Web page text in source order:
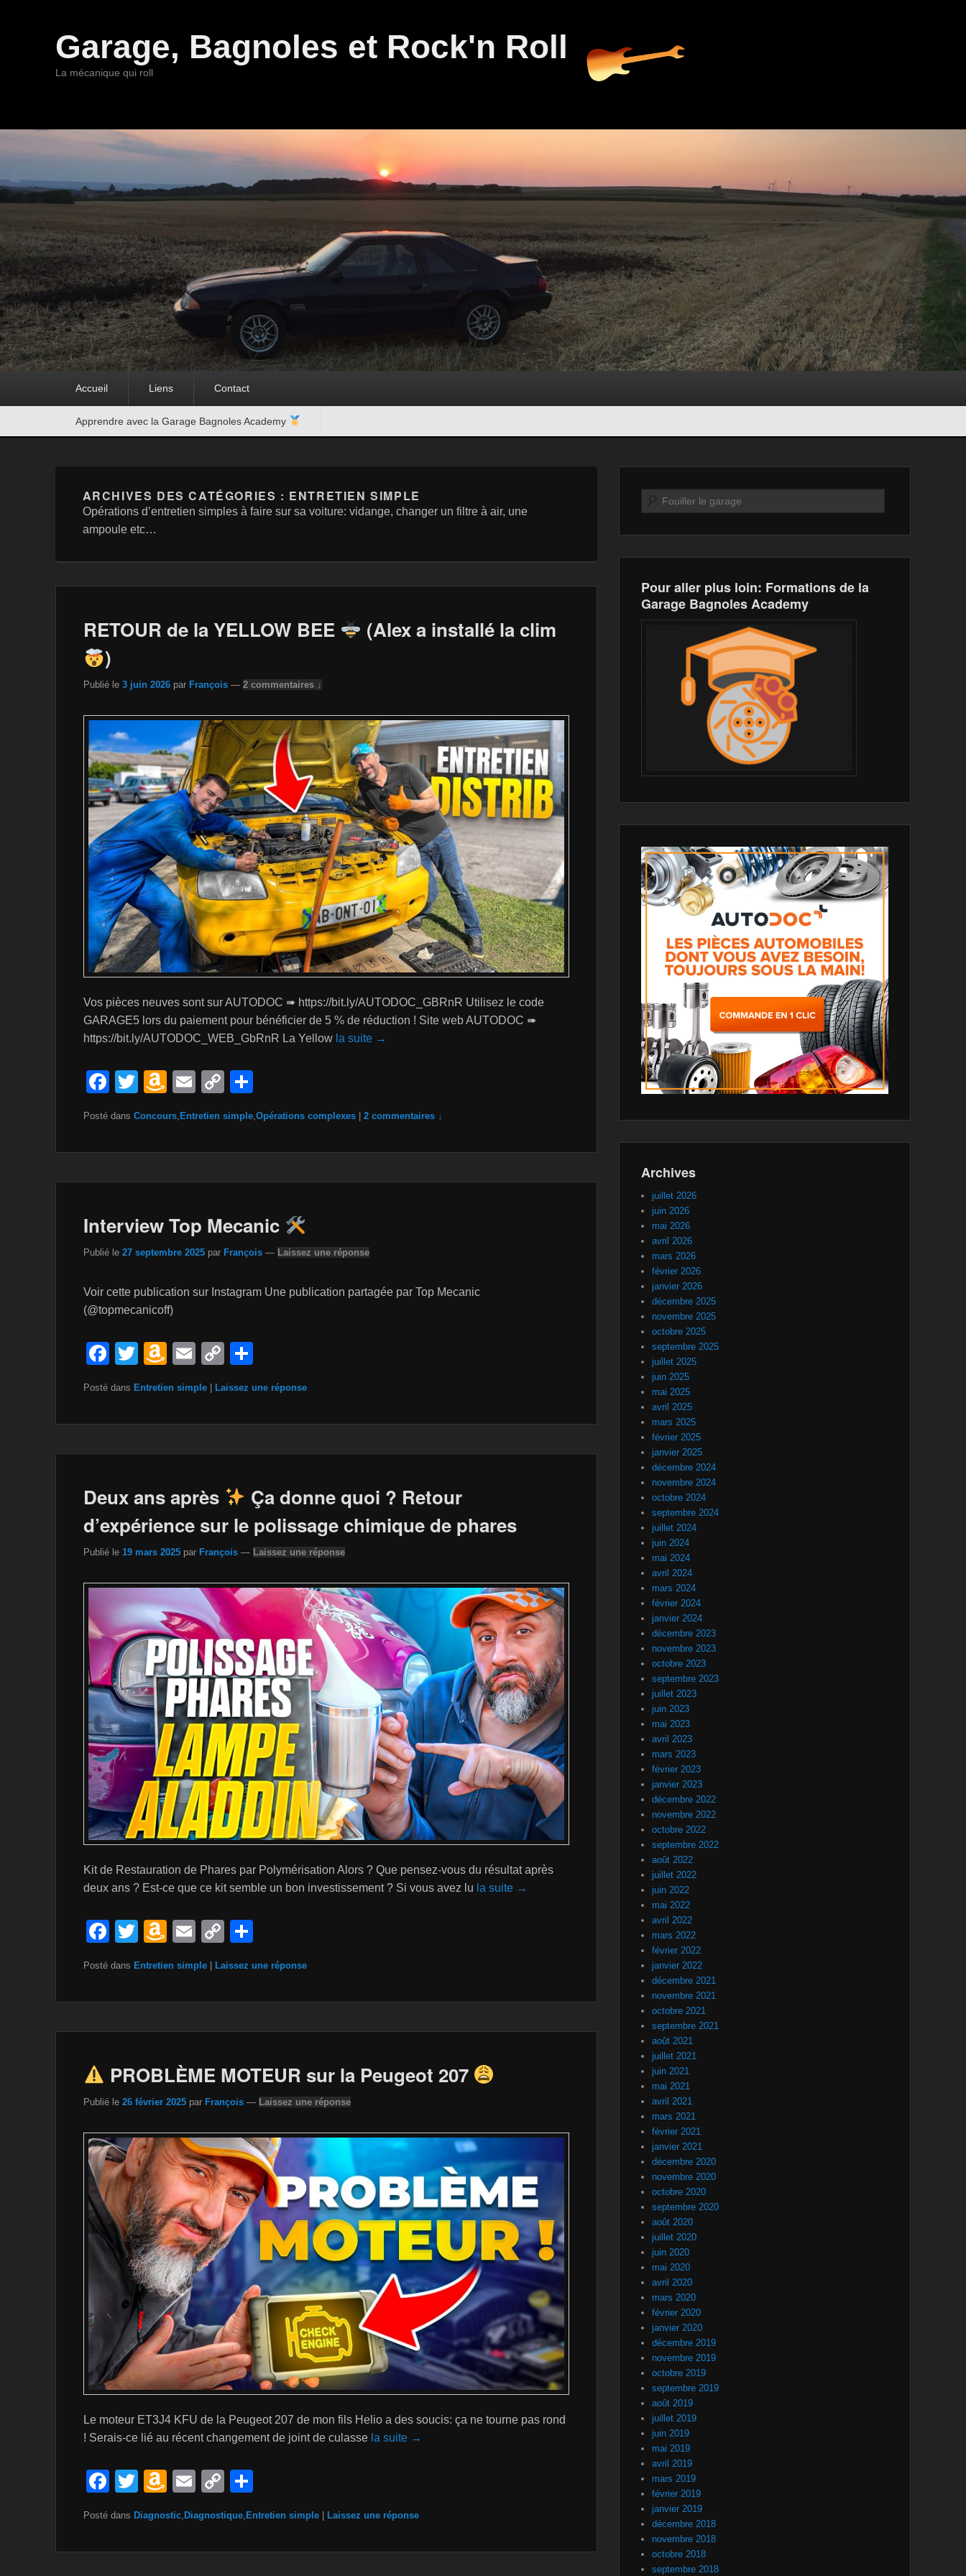
Garage, Bagnoles et Rock'n Roll
La mécanique qui roll
Accueil Liens Contact
Apprendre avec la Garage Bagnoles Academy
ARCHIVES DES CATÉGORIES : ENTRETIEN SIMPLE
Opérations d’entretien simples à faire sur sa voiture: vidange, changer un filtre à air, une
ampoule etc…
RETOUR de la YELLOW BEE
(Alex a installé la clim
)
Publié le 3 juin 2026 par François — 2 commentaires ↓
Vos pièces neuves sont sur AUTODOC ➠ https://bit.ly/AUTODOC_GBRnR Utilisez le code
GARAGE5 lors du paiement pour bénéficier de 5 % de réduction ! Site web AUTODOC ➠
https://bit.ly/AUTODOC_WEB_GbRnR La Yellow la suite →
F
c
e
o
k
T
tt
er
A
a
z
W
is
Li
st
E
ail
C
p
y
k
ar
ta
g
Posté dans Concours Entretien simple Opérations complexes 2 commentaires ↓
Interview Top Mecanic
Publié le 27 septembre 2025 par François — Laissez une réponse
Voir cette publication sur Instagram Une publication partagée par Top Mecanic
(@topmecanicoff)
F
c
e
o
T
tt
er
A
a
z
W
is
h
Li
st
E
ail
C
p
y
k
ta
g
Posté dans Entretien simple Laissez une réponse
Deux ans après
Ça donne quoi ? Retour
d’expérience sur le polissage chimique de phares
Publié le 19 mars 2025 par François — Laissez une réponse
Kit de Restauration de Phares par Polymérisation Alors ? Que pensez-vous du résultat après
deux ans ? Est-ce que ce kit semble un bon investissement ? Si vous avez lu la suite →
F
c
e
o
k
T
tt
er
A
a
z
W
is
Li
st
E
ail
C
p
y
k
ta
g
Posté dans Entretien simple Laissez une réponse
PROBLÈME MOTEUR sur la Peugeot 207
Publié le 26 février 2025 par François — Laissez une réponse
Le moteur ET3J4 KFU de la Peugeot 207 de mon fils Helio a des soucis: ça ne tourne pas rond
! Serais-ce lié au récent changement de joint de culasse la suite →
F
c
e
T
tt
er
A
a
z
E
ail
C
p
y
ta
g
Posté dans Diagnostic Diagnostique Entretien simple Laissez une réponse
Recherche
Pour aller plus loin: Formations de la
Garage Bagnoles Academy
Archives
juillet 2026
juin 2026
mai 2026
avril 2026
mars 2026
février 2026
janvier 2026
décembre 2025
novembre 2025
octobre 2025
septembre 2025
juillet 2025
juin 2025
mai 2025
avril 2025
mars 2025
février 2025
janvier 2025
décembre 2024
novembre 2024
octobre 2024
septembre 2024
juillet 2024
juin 2024
mai 2024
avril 2024
mars 2024
février 2024
janvier 2024
décembre 2023
novembre 2023
octobre 2023
septembre 2023
juillet 2023
juin 2023
mai 2023
avril 2023
mars 2023
février 2023
janvier 2023
décembre 2022
novembre 2022
octobre 2022
septembre 2022
août 2022
juillet 2022
juin 2022
mai 2022
avril 2022
mars 2022
février 2022
janvier 2022
décembre 2021
novembre 2021
octobre 2021
septembre 2021
août 2021
juillet 2021
juin 2021
mai 2021
avril 2021
mars 2021
février 2021
janvier 2021
décembre 2020
novembre 2020
octobre 2020
septembre 2020
août 2020
juillet 2020
juin 2020
mai 2020
avril 2020
mars 2020
février 2020
janvier 2020
décembre 2019
novembre 2019
octobre 2019
septembre 2019
août 2019
juillet 2019
juin 2019
mai 2019
avril 2019
mars 2019
février 2019
janvier 2019
décembre 2018
novembre 2018
octobre 2018
septembre 2018